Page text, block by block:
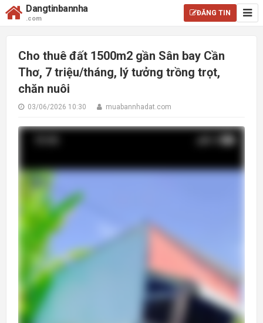
Dangtinbannha
.com
ĐĂNG TIN
Cho thuê đất 1500m2 gần Sân bay Cần
Thơ, 7 triệu/tháng, lý tưởng trồng trọt,
chăn nuôi
03/06/2026 10:30 muabannhadat.com